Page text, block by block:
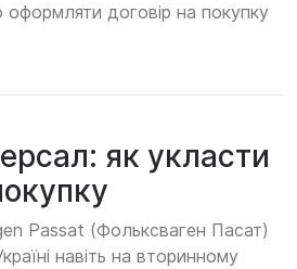
оформляти договір на покупку
як укласти
Passat (Фольксваген Пасат)
навіть на вторинному